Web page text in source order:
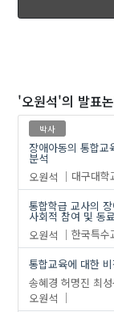
'오원석'의 발표
박사
장애아동의 통합교
분석
오원석
대구대학
통합학급 교사의
사회적 참여 및 동
오원석
한국특수
통합교육에 대한
송혜경 허명진 최
오원석